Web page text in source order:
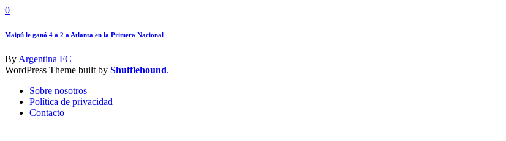
0
Maipú le ganó 4 a 2 a Atlanta en la Primera Nacional
ByArgentina FC
WordPress Theme built by Shufflehound.
Sobre nosotros
Política de privacidad
Contacto